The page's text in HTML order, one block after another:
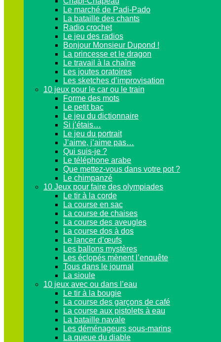
Le marché de Padi-Pado
La bataille des chants
Radio crochet
Le jeu des radios
Bonjour Monsieur Dupond !
La princesse et le dragon
Le travail à la chaîne
Les joutes oratoires
Les sketches d’improvisation
10 jeux pour le car ou le train
Forme des mots
Le petit bac
Le jeu du dictionnaire
Si j’étais…
Le jeu du portrait
J’aime, j’aime pas…
Qui suis-je ?
Le téléphone arabe
Que mettez-vous dans votre pot ?
Le chimpanzé
10 Jeux pour faire des olympiades
Le tir à la corde
La course en sac
La course de chaises
La course des aveugles
La course dos à dos
Le lancer d’œufs
Les ballons mystères
Les éclopés mènent l’enquête
Tous dans le journal
La sioule
10 jeux avec ou dans l’eau
Le tir à la bougie
La course des garçons de café
La course aux pistolets à eau
La bataille navale
Les déménageurs sous-marins
La queue du diable